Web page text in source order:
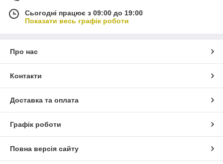
Сьогодні працює з 09:00 до 19:00
Показати весь графік роботи
Про нас
Контакти
Доставка та оплата
Графік роботи
Повна версія сайту